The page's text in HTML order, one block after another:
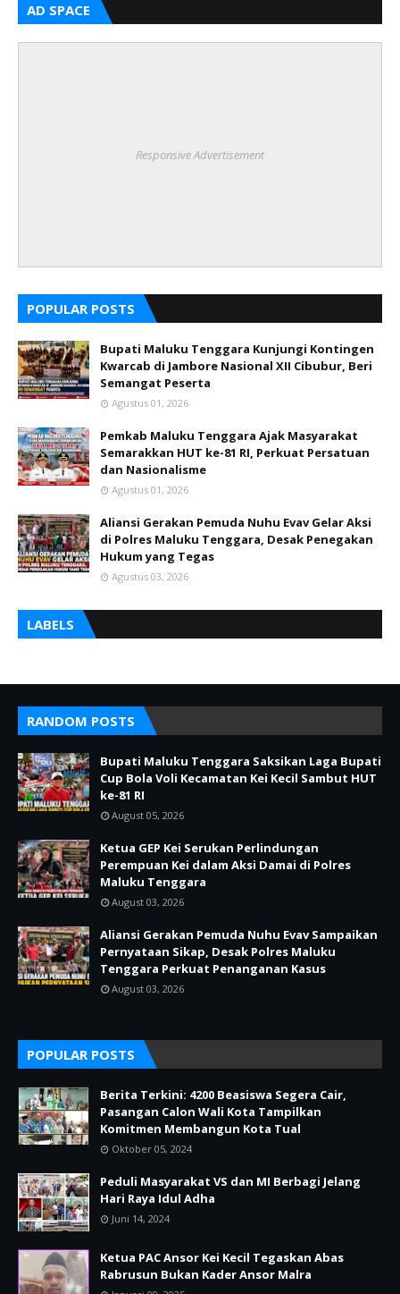
AD SPACE
Responsive Advertisement
POPULAR POSTS
Bupati Maluku Tenggara Kunjungi Kontingen
Kwarcab di Jambore Nasional XII Cibubur, Beri
Semangat Peserta
Agustus 01, 2026
Pemkab Maluku Tenggara Ajak Masyarakat
Semarakkan HUT ke-81 RI, Perkuat Persatuan
dan Nasionalisme
Agustus 01, 2026
Aliansi Gerakan Pemuda Nuhu Evav Gelar Aksi
di Polres Maluku Tenggara, Desak Penegakan
Hukum yang Tegas
Agustus 03, 2026
LABELS
RANDOM POSTS
Bupati Maluku Tenggara Saksikan Laga Bupati
Cup Bola Voli Kecamatan Kei Kecil Sambut HUT
ke-81 RI
August 05, 2026
Ketua GEP Kei Serukan Perlindungan
Perempuan Kei dalam Aksi Damai di Polres
Maluku Tenggara
August 03, 2026
Aliansi Gerakan Pemuda Nuhu Evav Sampaikan
Pernyataan Sikap, Desak Polres Maluku
Tenggara Perkuat Penanganan Kasus
August 03, 2026
POPULAR POSTS
Berita Terkini: 4200 Beasiswa Segera Cair,
Pasangan Calon Wali Kota Tampilkan
Komitmen Membangun Kota Tual
Oktober 05, 2024
Peduli Masyarakat VS dan MI Berbagi Jelang
Hari Raya Idul Adha
Juni 14, 2024
Ketua PAC Ansor Kei Kecil Tegaskan Abas
Rabrusun Bukan Kader Ansor Malra